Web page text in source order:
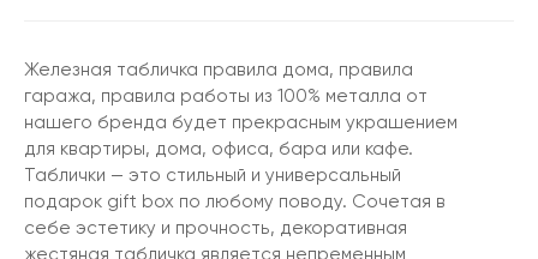
Железная табличка правила дома, правила
гаража, правила работы из 100% металла от
нашего бренда будет прекрасным украшением
для квартиры, дома, офиса, бара или кафе.
Таблички — это стильный и универсальный
подарок gift box по любому поводу. Сочетая в
себе эстетику и прочность, декоративная
жестяная табличка является непременным